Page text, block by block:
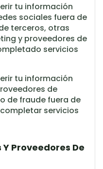
tu información
sociales fuera de
terceros, otras
y proveedores de
servicios
tu información
de
de fraude fuera de
servicios
Proveedores De